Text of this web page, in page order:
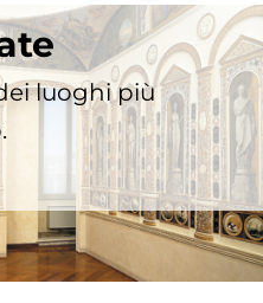
luoghi più